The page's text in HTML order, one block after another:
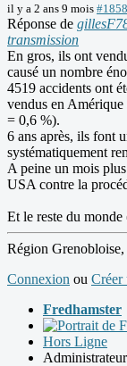
il y a 2 ans 9 mois
Réponse de
transmission
En gros, ils ont
causé un nombre
4519 accidents ont
vendus en
= 0,6 %).
6 ans après, ils font
systématiquement
A peine un mois
USA contre la
Et le reste du
Région Grenobloise,
Connexion ou Créer
Fredhamster
Hors Ligne
Administrateur